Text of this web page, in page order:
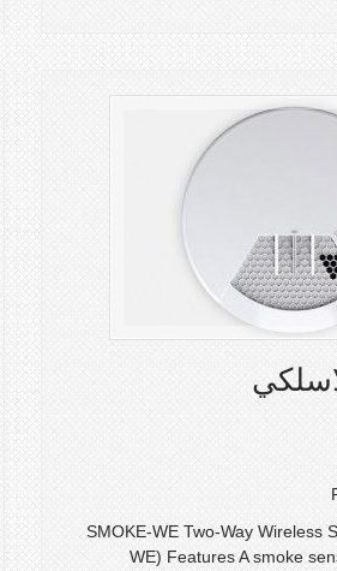
SMOKE-WE Two-Way Wireless
WE) Features A smoke